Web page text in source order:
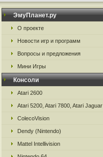
ЭмуПланет.ру
О проекте
Новости игр и программ
Вопросы и предложения
Мини Игры
Консоли
Atari 2600
Atari 5200, Atari 7800, Atari Jaguar
ColecoVision
Dendy (Nintendo)
Mattel Intellivision